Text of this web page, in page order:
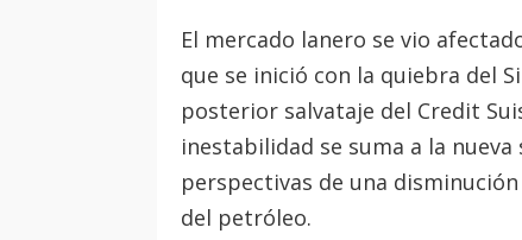
El mercado lanero se vio
que se inició con la quiebra del
posterior salvataje del Credit
inestabilidad se suma a la
perspectivas de una
del petróleo.